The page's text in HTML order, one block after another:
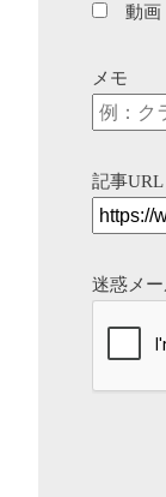
動画
メモ
記事URL
迷惑メ